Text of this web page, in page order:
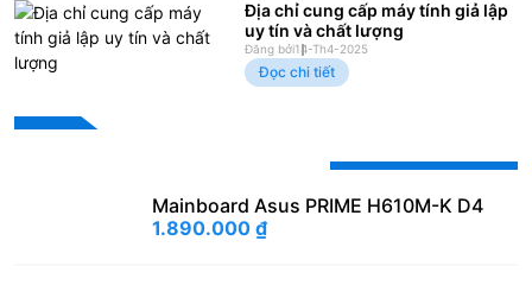
Địa chỉ cung cấp máy tính giả lập
uy tín và chất lượng
Đăng bởi14-Th4-2025
Đọc chi tiết
Mainboard Asus PRIME H610M-K D4
1.890.000 ₫